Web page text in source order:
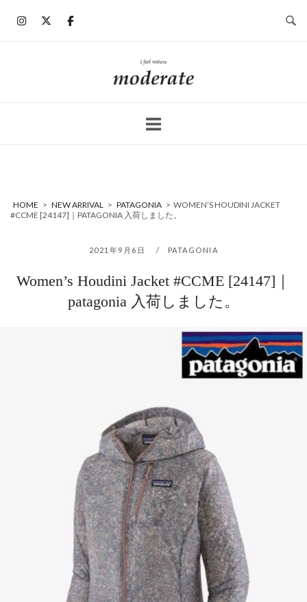
ホ
ー
HOME > NEW ARRIVAL > PATAGONIA > WOMEN’S HOUDINI JACKET
#CCME [24147]｜PATAGONIA 入荷しました。
2021年9月6日 PATAGONIA
Women’s Houdini Jacket #CCME [24147]｜
patagonia 入荷しました。